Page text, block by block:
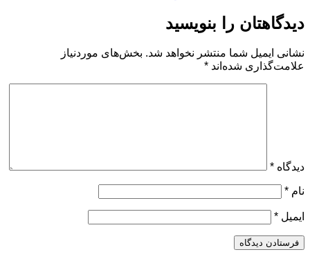
دیدگاهتان را بنویسید
نشانی ایمیل شما منتشر نخواهد شد. بخش‌های موردنیاز
علامت‌گذاری شده‌اند *
دیدگاه *
نام *
ایمیل *